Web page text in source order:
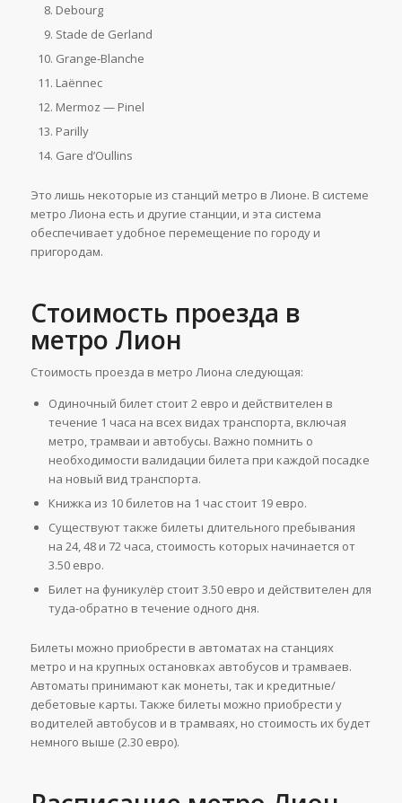
Debourg
Stade de Gerland
Grange-Blanche
Laënnec
Mermoz — Pinel
Parilly
Gare d’Oullins
Это лишь некоторые из станций метро в Лионе. В системе
метро Лиона есть и другие станции, и эта система
обеспечивает удобное перемещение по городу и
пригородам.
Стоимость проезда в
метро Лион
Стоимость проезда в метро Лиона следующая:
Одиночный билет стоит 2 евро и действителен в
течение 1 часа на всех видах транспорта, включая
метро, трамваи и автобусы. Важно помнить о
необходимости валидации билета при каждой посадке
на новый вид транспорта.
Книжка из 10 билетов на 1 час стоит 19 евро.
Существуют также билеты длительного пребывания
на 24, 48 и 72 часа, стоимость которых начинается от
3.50 евро.
Билет на фуникулёр стоит 3.50 евро и действителен для
туда-обратно в течение одного дня.
Билеты можно приобрести в автоматах на станциях
метро и на крупных остановках автобусов и трамваев.
Автоматы принимают как монеты, так и кредитные/
дебетовые карты. Также билеты можно приобрести у
водителей автобусов и в трамваях, но стоимость их будет
немного выше (2.30 евро)​.